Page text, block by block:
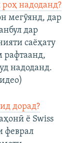
роҳ надоданд?
мегӯянд, дар
дар
саёҳату
рафтаанд,
надоданд.
дорад?
ё Swiss
феврал